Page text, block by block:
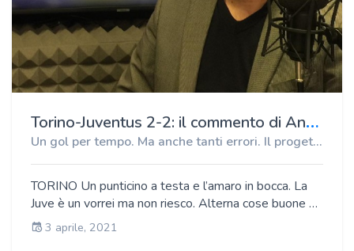
T
orino-Juventus 2-2: il commento di Antonio Paolino, direttore di Radio Bianconera
Un gol per tempo. Ma anche tanti errori. Il progetto Pirlo non decolla
TORINO Un punticino a testa e l’amaro in bocca. La
Juve è un vorrei ma non riesco. Alterna cose buone a
errori clamorosi. La classifica adesso inizia a
preoccupare perch ci può anche stare un anno di non
3 aprile, 2021